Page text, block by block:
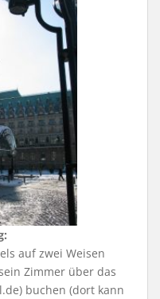
auf zwei Weisen
Zimmer über das
buchen (dort kann